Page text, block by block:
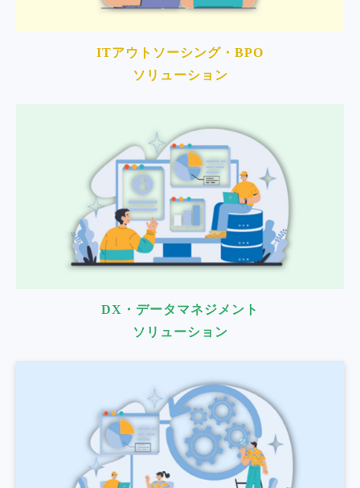
ITアウトソーシング・BPO
ソリューション
DX・データマネジメント
ソリューション